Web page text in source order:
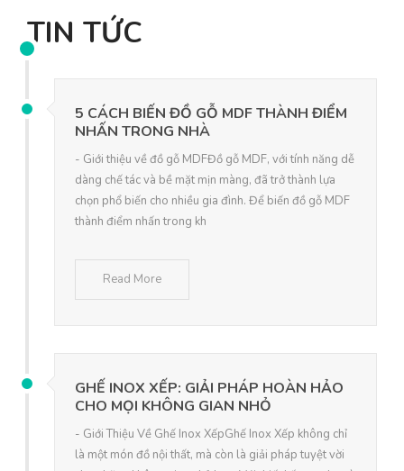
TIN TỨC
5 CÁCH BIẾN ĐỒ GỖ MDF THÀNH ĐIỂM
NHẤN TRONG NHÀ
- Giới thiệu về đồ gỗ MDFĐồ gỗ MDF, với tính năng dễ
dàng chế tác và bề mặt mịn màng, đã trở thành lựa
chọn phổ biến cho nhiều gia đình. Để biến đồ gỗ MDF
thành điểm nhấn trong kh
Read More
GHẾ INOX XẾP: GIẢI PHÁP HOÀN HẢO
CHO MỌI KHÔNG GIAN NHỎ
- Giới Thiệu Về Ghế Inox XếpGhế Inox Xếp không chỉ
là một món đồ nội thất, mà còn là giải pháp tuyệt vời